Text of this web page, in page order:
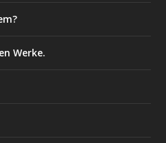
Werke.